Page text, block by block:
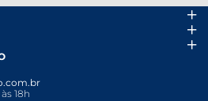
18h